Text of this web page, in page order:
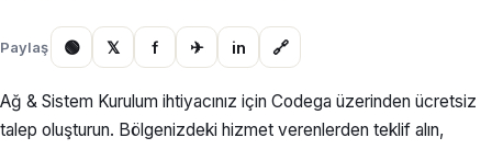
Paylaş 🟢 𝕏 f ✈ in 🔗
Ağ & Sistem Kurulum ihtiyacınız için Codega üzerinden ücretsiz
talep oluşturun. Bölgenizdeki hizmet verenlerden teklif alın,